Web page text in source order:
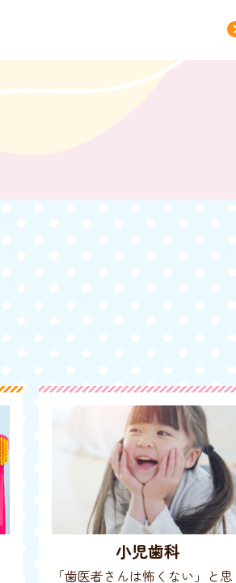
小児歯科
「歯医者さんは怖くない」と思